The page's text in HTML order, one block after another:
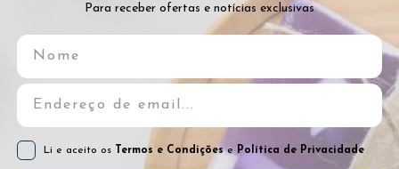
Para receber ofertas e notícias exclusivas
Li e aceito os Termos e Condiçõese Política de Privacidade